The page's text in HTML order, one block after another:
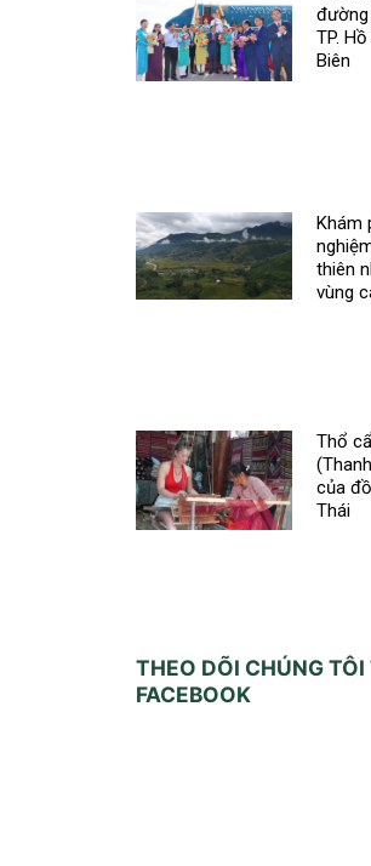
đường
TP.
Biên
Khám
thiên
vùng
Thổ
của
Thái
THEO DÕI CHÚNG TÔI
FACEBOOK